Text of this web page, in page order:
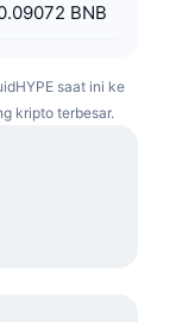
BNB
saat ini ke
kripto terbesar.